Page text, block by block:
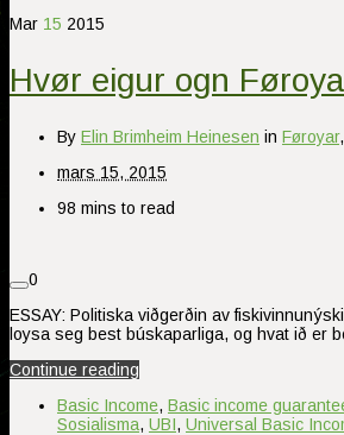
Mar 15 2015
Hvør eigur ogn
By Elin Brimheim Heinesen in Føroyar,
mars 15, 2015
98 mins to read
0
ESSAY: Politiska viðgerðin av
loysa seg best búskaparliga, og hvat ið er
Continue reading
Basic Income, Basic income
Sosialisma, UBI, Universal Basic